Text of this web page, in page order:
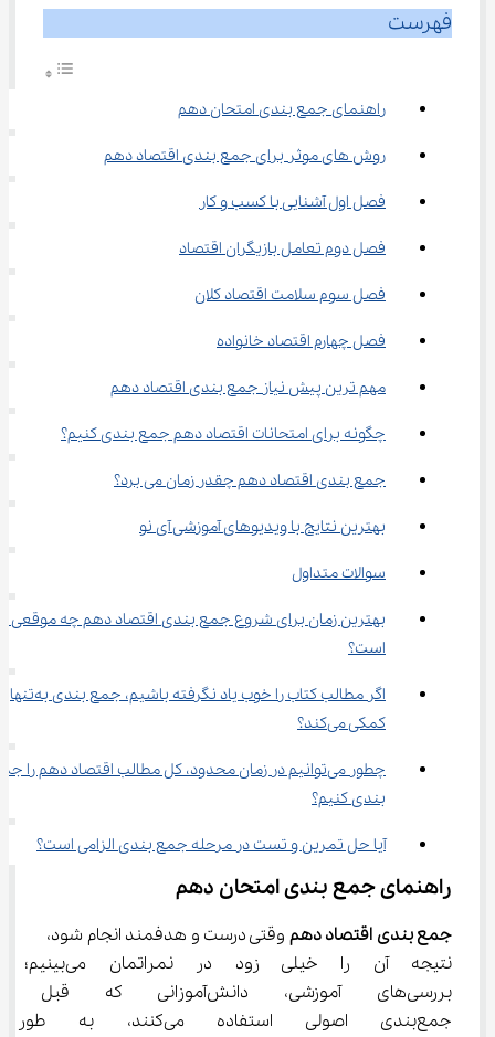
فهرست
راهنمای جمع بندی امتحان دهم
روش ‌های موثر برای جمع بندی اقتصاد دهم
فصل اول آشنایی با کسب ‌و کار
فصل دوم تعامل بازیگران اقتصاد
فصل سوم سلامت اقتصاد کلان
فصل چهارم اقتصاد خانواده
مهم ترین پیش نیاز جمع بندی اقتصاد دهم
چگونه برای امتحانات اقتصاد دهم جمع بندی کنیم؟
جمع بندی اقتصاد دهم چقدر زمان می ‌برد؟
بهترین نتایج با ویدیوهای آموزشی آی نو
سوالات متداول
بهترین زمان برای شروع جمع بندی اقتصاد دهم چه موقعی
است؟
اگر مطالب کتاب را خوب یاد نگرفته باشیم،
کمکی می‌کند؟
چطور می‌توانیم در زمان محدود، کل مطالب اقتصاد دهم را
بندی کنیم؟
آیا حل تمرین و تست در مرحله جمع بندی الزامی است؟
راهنمای جمع بندی امتحان دهم
جمع بندی اقتصاد دهم وقتی درست و هدفمند انجام شود،
نتیجه آن را خیلی زود در
بررسی‌های آموزشی،
جمع‌بندی اصولی استفاده